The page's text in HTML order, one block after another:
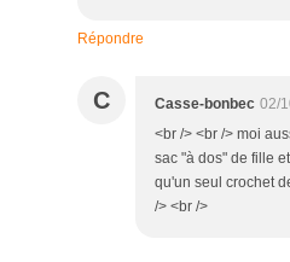
Répondre
C Casse-bonbec 02/
<br /> <br /> moi
sac "à dos" de fille
qu'un seul crochet
/> <br />